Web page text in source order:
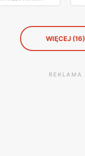
WIĘCEJ (16)
REKLAMA